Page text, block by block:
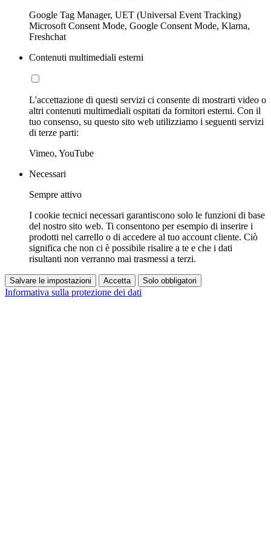
Google Tag Manager, UET (Universal Event Tracking)
Microsoft Consent Mode, Google Consent Mode, Klarna,
Freshchat
Contenuti multimediali esterni
L'accettazione di questi servizi ci consente di mostrarti video o
altri contenuti multimediali ospitati da fornitori esterni. Con il
tuo consenso, su questo sito web utilizziamo i seguenti servizi
di terze parti:
Vimeo, YouTube
Necessari
Sempre attivo
I cookie tecnici necessari garantiscono solo le funzioni di base
del nostro sito web. Ti consentono per esempio di inserire i
prodotti nel carrello o di accedere al tuo account cliente. Ciò
significa che non ci è possibile risalire a te e che i dati
risultanti non verranno mai trasmessi a terzi.
Salvare le impostazioni Accetta Solo obbligatori
Informativa sulla protezione dei dati